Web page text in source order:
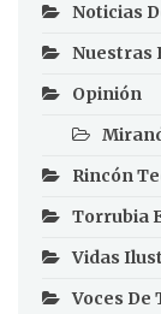
Noticias
Nuestras
Opinión
Rincón
Torrubia
Vidas
Voces De